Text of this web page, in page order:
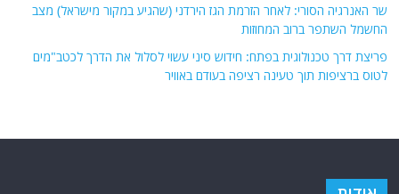
שר האנרגיה הסורי: לאחר הזרמת הגז הירדני (שהגיע במקור מישראל) מצב
החשמל השתפר ברוב המחוזות
פריצת דרך טכנולוגית בפתח: חידוש סיני עשוי לסלול את הדרך לכטב"מים
לטוס ברציפות תוך טעינה רציפה בעודם באוויר